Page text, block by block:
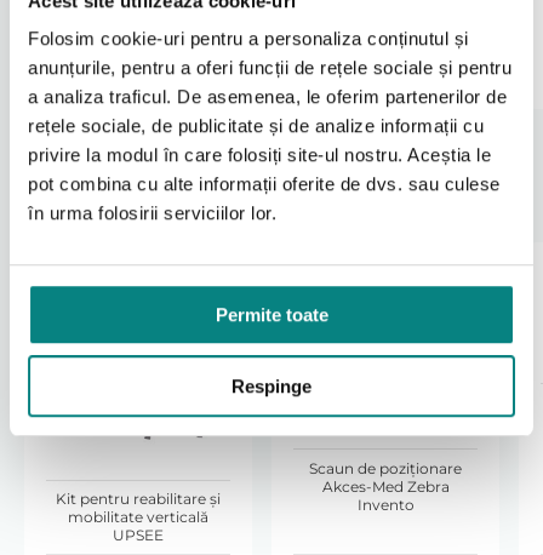
Folosim cookie-uri pentru a personaliza conținutul și
anunțurile, pentru a oferi funcții de rețele sociale și pentru
a analiza traficul. De asemenea, le oferim partenerilor de
rețele sociale, de publicitate și de analize informații cu
privire la modul în care folosiți site-ul nostru. Aceștia le
pot combina cu alte informații oferite de dvs. sau culese
în urma folosirii serviciilor lor.
Permite toate
Respinge
raport ideal între confort, manevrabilitate și
siguranță. Roți frontale pivotante EVO pentru cărucior
NOVA sunt potrivite atât pentru utilizarea în interior,
cât și în exterior.
Creșterea siguranței și confortului
utilizatorului
Aceste roți contribuie la o experiență sigură și
confortabilă pentru utilizator. Stabilitatea roților
reduce riscul dezechilibrării căruciorului. Modul în
care roțile reacționează la schimbările de direcție face
ca deplasarea să fie fluidă, chiar și atunci când
căruciorul este utilizat de persoane cu mobilitate
limitată sau de însoțitori care trebuie să manevreze în
Roți frontale pivotante EVO pentru cărucior NOVA
reprezintă o alegere excelentă pentru înlocuirea
roților uzate sau pentru îmbunătățirea performanței
căruciorului. Sunt fiabile, ușor de întreținut și cresc
semnificativ calitatea utilizării de zi cu zi.
390
Adaugă în coș Adaugă în coș
Produse Recomandate
Kit pentru reabilitare și
mobilitate verticală
UPSEE
Scaun de poziţionare
Akces-Med Zebra
Invento